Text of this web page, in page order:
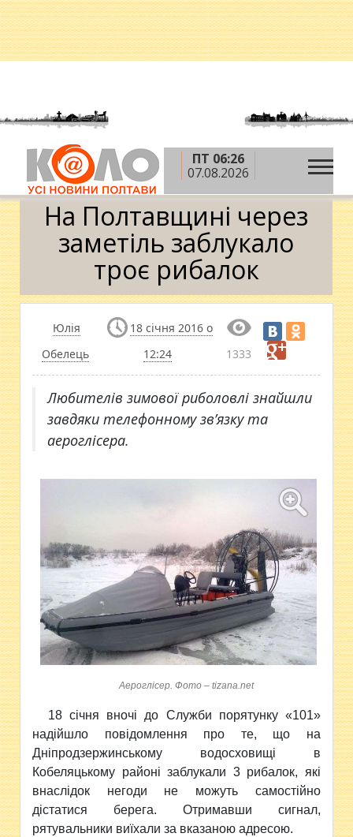
ПТ 06:26
07.08.2026
Головна » Новини » Надзвичайні події
На
Полтавщині через заметіль заблукало троє рибалок
На Полтавщині через
заметіль заблукало
троє рибалок
Юлія
Обелець
18 січня 2016 о
12:24
1333
Любителів зимової риболовлі знайшли
завдяки телефонному зв’язку та
аероглісера.
Аероглісер. Фото – tizana.net
18 січня вночі до Служби порятунку «101»
надійшло повідомлення про те, що на
Дніпродзержинському водосховищі в
Кобеляцькому районі заблукали 3 рибалок, які
внаслідок негоди не можуть самостійно
дістатися берега. Отримавши сигнал,
рятувальники виїхали за вказаною адресою.